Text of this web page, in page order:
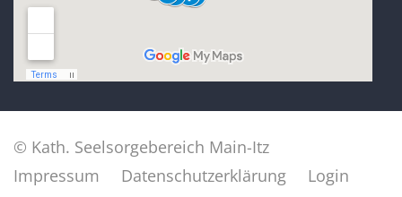
© Kath. Seelsorgebereich Main-Itz
Impressum
Datenschutzerklärung Login